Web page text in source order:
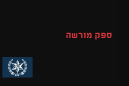
ספק מורשה